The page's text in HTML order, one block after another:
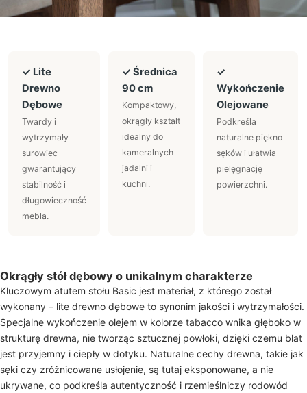
✓ Lite
Drewno
Dębowe
Twardy i
wytrzymały
surowiec
gwarantujący
stabilność i
długowieczność
mebla.
✓ Średnica
90 cm
Kompaktowy,
okrągły kształt
idealny do
kameralnych
jadalni i
kuchni.
✓
Wykończenie
Olejowane
Podkreśla
naturalne piękno
sęków i ułatwia
pielęgnację
powierzchni.
Okrągły stół dębowy o unikalnym charakterze
Kluczowym atutem stołu Basic jest materiał, z którego został
wykonany – lite drewno dębowe to synonim jakości i wytrzymałości.
Specjalne wykończenie olejem w kolorze tabacco wnika głęboko w
strukturę drewna, nie tworząc sztucznej powłoki, dzięki czemu blat
jest przyjemny i ciepły w dotyku. Naturalne cechy drewna, takie jak
sęki czy zróżnicowane usłojenie, są tutaj eksponowane, a nie
ukrywane, co podkreśla autentyczność i rzemieślniczy rodowód